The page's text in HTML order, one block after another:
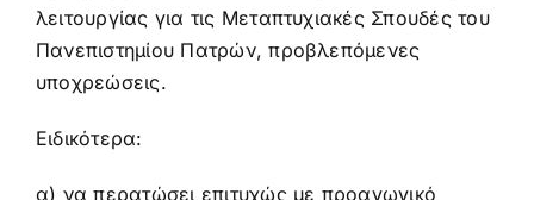
Ανακοινώσεις
λειτουργίας για τις Μεταπτυχιακές Σπουδές του
Πανεπιστημίου Πατρών, προβλεπόμενες
υποχρεώσεις.
Ειδικότερα:
α) να περατώσει επιτυχώς με προαγωγικό